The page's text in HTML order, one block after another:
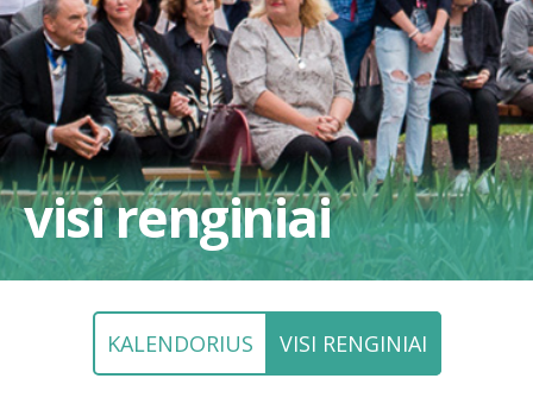
visi renginiai
KALENDORIUS VISI RENGINIAI